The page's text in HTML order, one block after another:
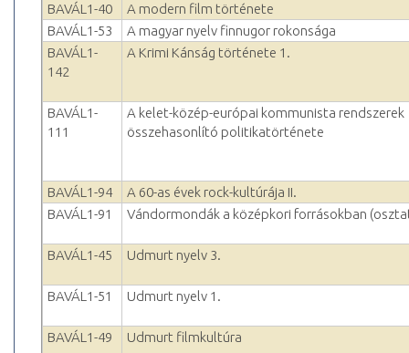
BAVÁL1-40
A modern film története
BAVÁL1-53
A magyar nyelv finnugor rokonsága
BAVÁL1-
142
A Krimi Kánság története 1.
BAVÁL1-
111
A kelet-közép-európai kommunista rendszerek
összehasonlító politikatörténete
BAVÁL1-94
A 60-as évek rock-kultúrája II.
BAVÁL1-91
Vándormondák a középkori forrásokban
BAVÁL1-45 Udmurt nyelv 3.
BAVÁL1-51 Udmurt nyelv 1.
BAVÁL1-49 Udmurt filmkultúra